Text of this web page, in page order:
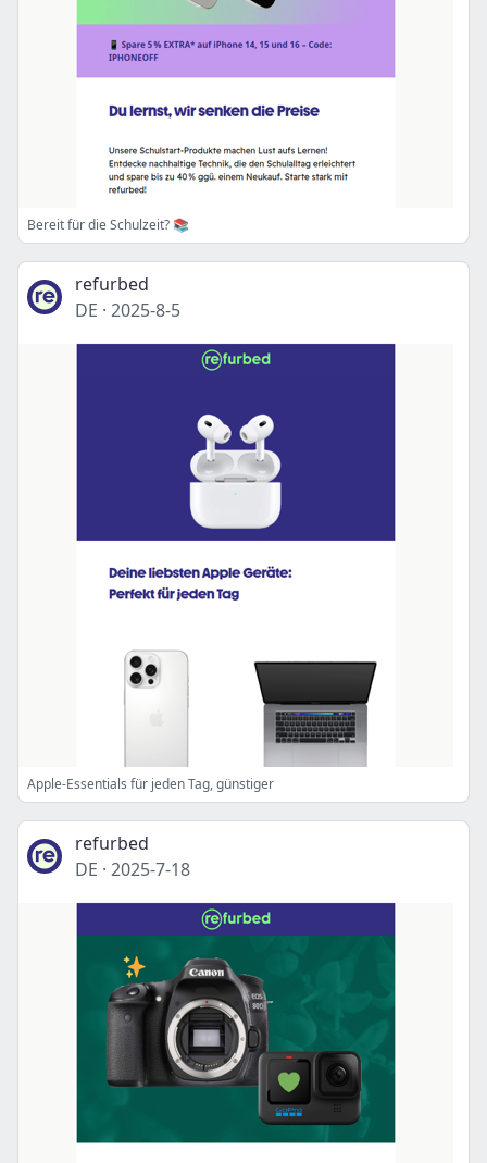
Bereit für die Schulzeit? 📚
refurbed
DE · 2025-8-5
Apple-Essentials für jeden Tag, günstiger
refurbed
DE · 2025-7-18